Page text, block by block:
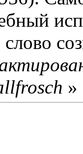
»